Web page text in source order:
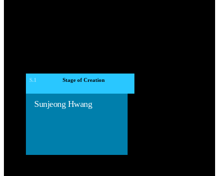
S.1 Stage of Creation
Sunjeong Hwang